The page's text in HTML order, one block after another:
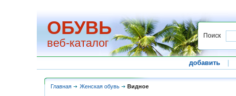
ОБУВЬ
веб-каталог
Поиск
добавить
Главная Женская обувь Видное